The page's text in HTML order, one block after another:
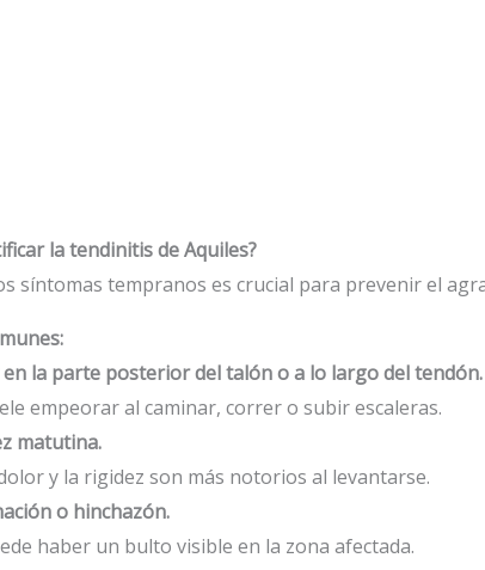
la tendinitis de Aquiles?
síntomas tempranos es crucial para prevenir el
la parte posterior del talón o a lo largo del tendón.
empeorar al caminar, correr o subir escaleras.
matutina.
y la rigidez son más notorios al levantarse.
o hinchazón.
haber un bulto visible en la zona afectada.